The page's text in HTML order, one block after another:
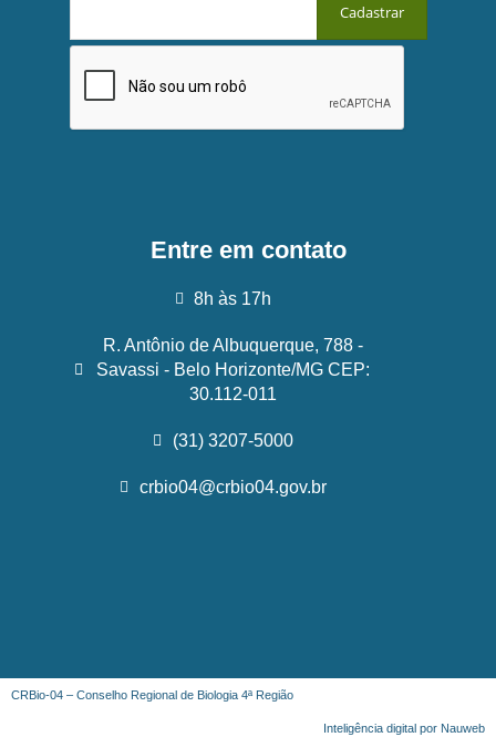
Entre em contato
8h às 17h
R. Antônio de Albuquerque, 788 -
Savassi - Belo Horizonte/MG CEP:
30.112-011
(31) 3207-5000
crbio04@crbio04.gov.br
CRBio-04 – Conselho Regional de Biologia 4ª Região
Inteligência digital por Nauweb